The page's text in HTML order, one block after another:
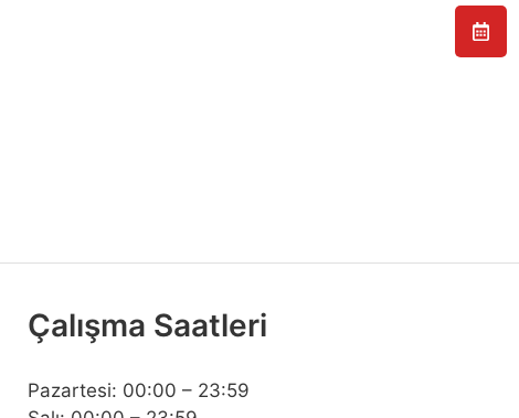
Çalışma Saatleri
Pazartesi: 00:00 – 23:59